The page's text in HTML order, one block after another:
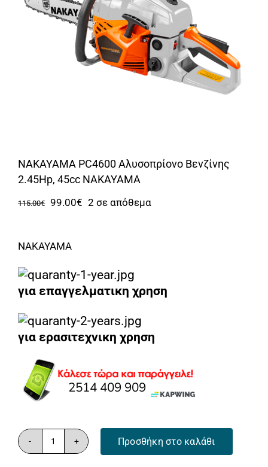
NAKAYAMA PC4600 Αλυσοπρίονο Βενζίνης
2.45Hp, 45cc NAKAYAMA
115.00€ Original
99.00€ Η
99.00€.
2 σε απόθεμα
NAKAYAMA
για επαγγελματικη χρηση
για ερασιτεχνικη χρηση
NAKAYAMA
Προσθήκη στο καλάθι